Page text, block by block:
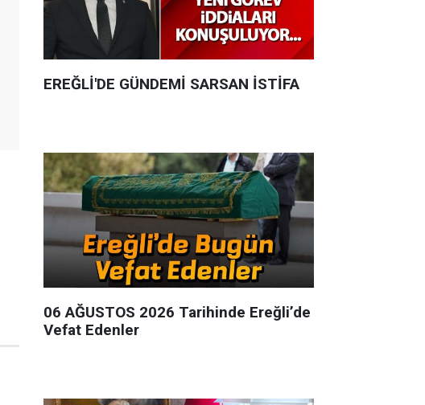
EREĞLİ'DE GÜNDEMİ SARSAN İSTİFA
06 AĞUSTOS 2026 Tarihinde Ereğli’de
Vefat Edenler